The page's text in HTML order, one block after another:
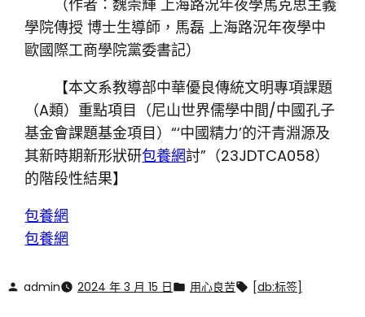
（作者：魏崇輝 上海路況年夜學馬克思主義
學院傳授 博士生導師，馬磊 上海路況年夜學中
歐國際工商學院黨委書記）
【本文系教導部中華優良傳統文明專項課題
（A類）重點項目（尼山世界儒學中間/中國孔子
基金會課題基金項目）“‘中國精力’的汗青淵源及
其新時期新形狀研包養網討”（23JDTCA058）
的階段性結果】
包養網
包養網
admin 2024 年 3 月 15 日 用心良苦 [db:标签]